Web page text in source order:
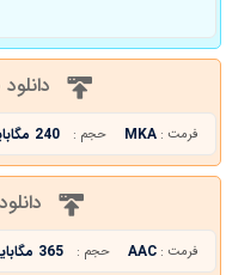
فرمت : MKA حجم : 240 مگابایت
فرمت : AAC حجم : 365 مگابایت